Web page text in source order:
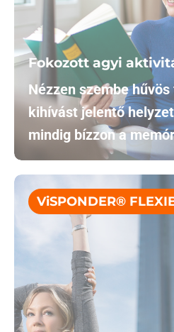
Fokozott agyi
Nézzen szembe
kihívást jelentő
mindig bízzon a
ViSPONDER®
Der Versuchsaufbau
die es genau wissen